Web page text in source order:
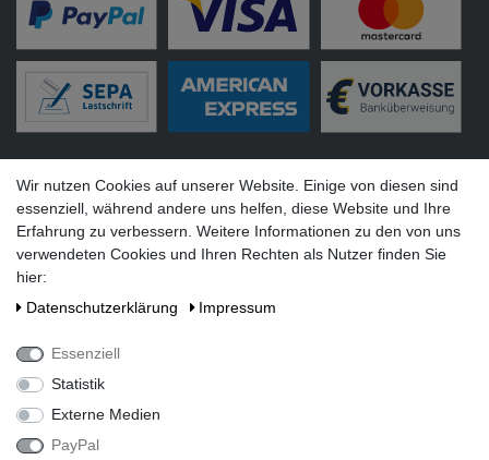
Social Media
Wir nutzen Cookies auf unserer Website. Einige von diesen sind
essenziell, während andere uns helfen, diese Website und Ihre
Erfahrung zu verbessern. Weitere Informationen zu den von uns
verwendeten Cookies und Ihren Rechten als Nutzer finden Sie
hier:
Daten­schutz­erklärung
Impressum
Essenziell
Statistik
Externe Medien
PayPal